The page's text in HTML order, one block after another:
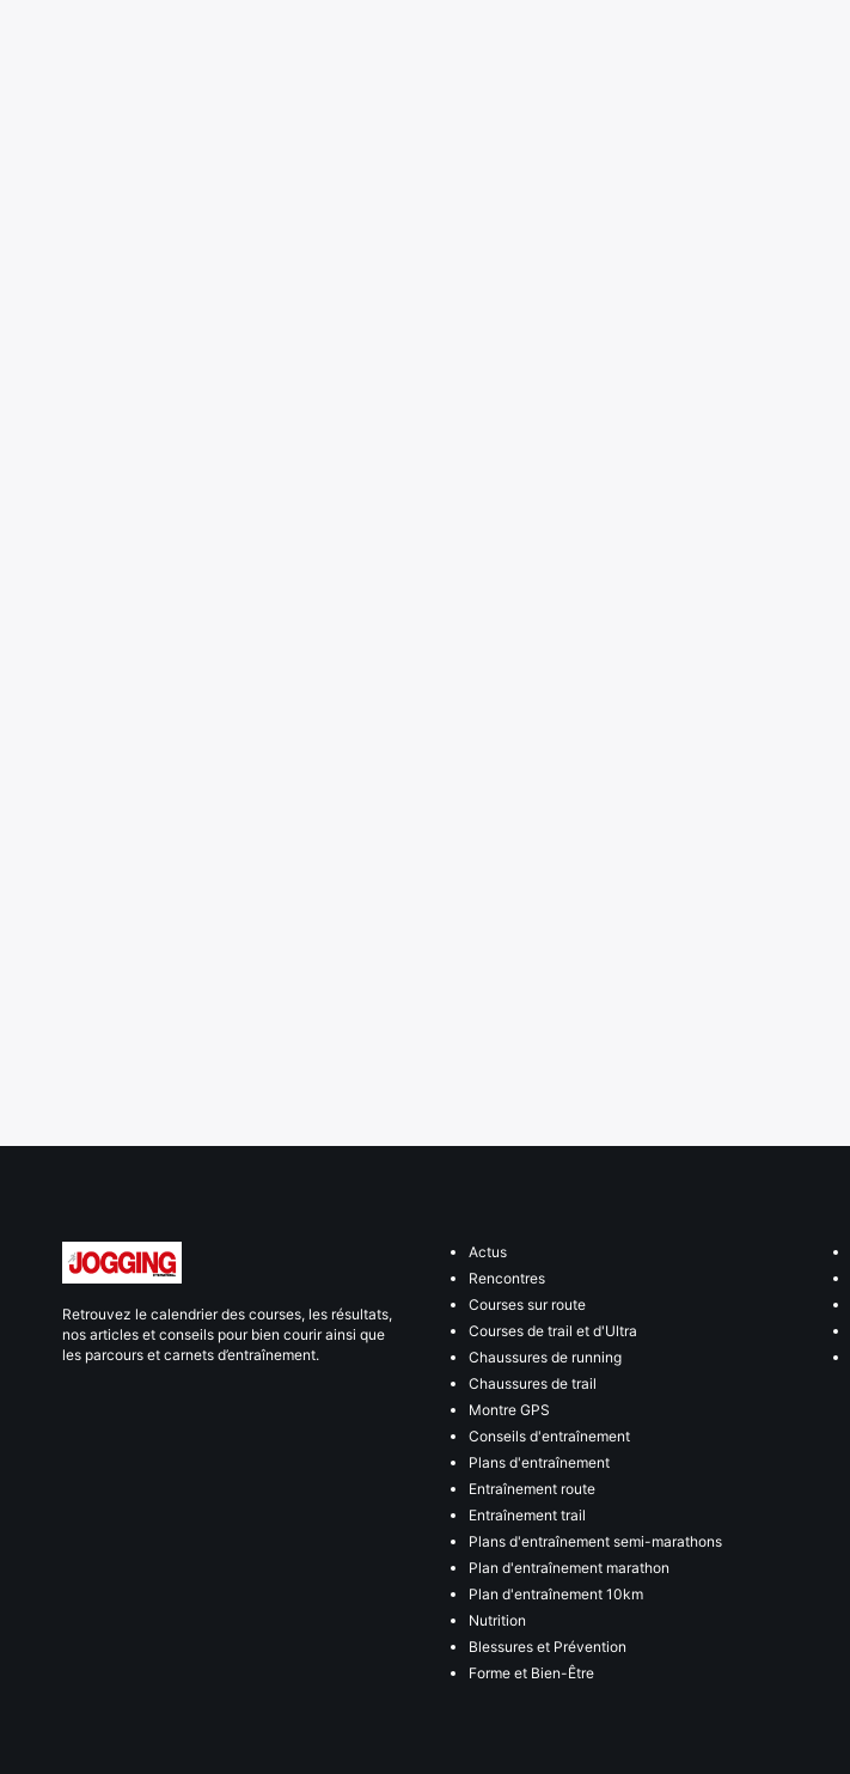
Retrouvez le calendrier des courses, les résultats,
nos articles et conseils pour bien courir ainsi que
les parcours et carnets d’entraînement.
Actus
Rencontres
Courses sur route
Courses de trail et d'Ultra
Chaussures de running
Chaussures de trail
Montre GPS
Conseils d'entraînement
Plans d'entraînement
Entraînement route
Entraînement trail
Plans d'entraînement semi-marathons
Plan d'entraînement marathon
Plan d'entraînement 10km
Nutrition
Blessures et Prévention
Forme et Bien-Être